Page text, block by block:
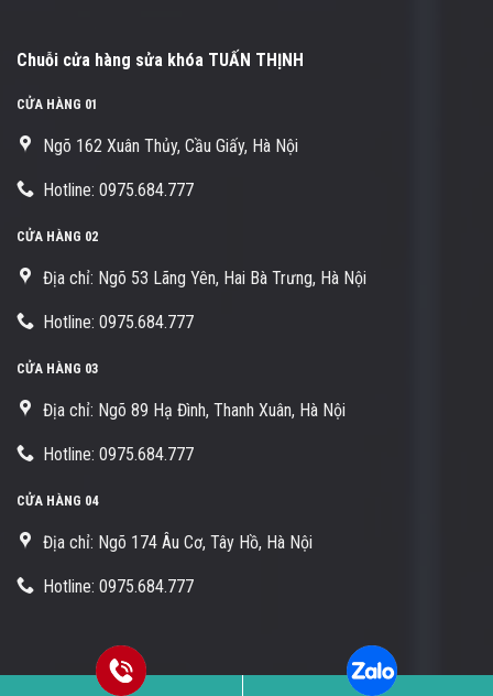
Chuỗi cửa hàng sửa khóa TUẤN THỊNH
CỬA HÀNG 01
Ngõ 162 Xuân Thủy, Cầu Giấy, Hà Nội
Hotline: 0975.684.777
CỬA HÀNG 02
Địa chỉ: Ngõ 53 Lãng Yên, Hai Bà Trưng, Hà Nội
Hotline: 0975.684.777
CỬA HÀNG 03
Địa chỉ: Ngõ 89 Hạ Đình, Thanh Xuân, Hà Nội
Hotline: 0975.684.777
CỬA HÀNG 04
Địa chỉ: Ngõ 174 Âu Cơ, Tây Hồ, Hà Nội
Hotline: 0975.684.777